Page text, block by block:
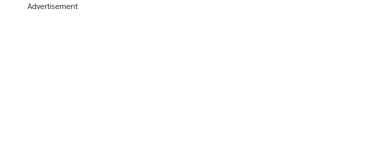
Advertisement